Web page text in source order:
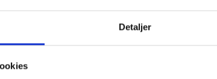
Detaljer
Husqvarna